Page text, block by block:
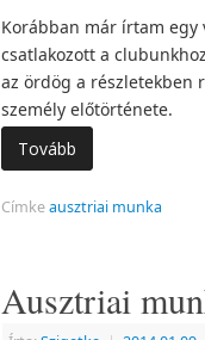
Korábban már írtam egy
csatlakozott a
az ördög a részletekben
személy előtörténete.
Tovább
Címkeausztriai munka
Ausztriai